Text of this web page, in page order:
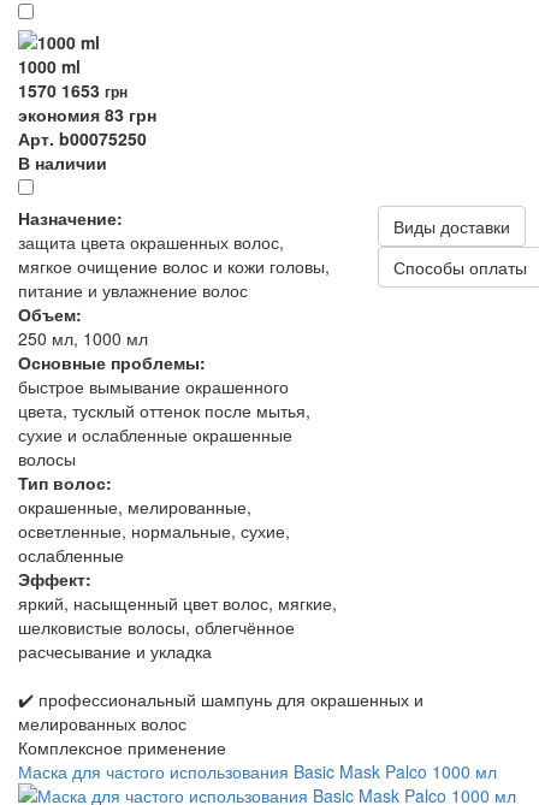
1000 ml
1570 1653 грн
экономия 83 грн
Арт. b00075250
В наличии
Назначение:
защита цвета окрашенных волос,
мягкое очищение волос и кожи головы,
питание и увлажнение волос
Объем:
250 мл, 1000 мл
Основные проблемы:
быстрое вымывание окрашенного
цвета, тусклый оттенок после мытья,
сухие и ослабленные окрашенные
волосы
Тип волос:
окрашенные, мелированные,
осветленные, нормальные, сухие,
ослабленные
Эффект:
яркий, насыщенный цвет волос, мягкие,
шелковистые волосы, облегчённое
расчесывание и укладка
Виды доставки
Способы оплаты
✔️ профессиональный шампунь для окрашенных и
мелированных волос
Комплексное применение
Маска для частого использования Basic Mask Palco 1000 мл